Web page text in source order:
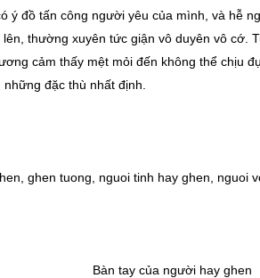
ý đồ tấn công người yêu của mình, và hễ
thường xuyên tức giận vô duyên vô cớ.
cảm thấy mệt mỏi đến không thể chịu
đặc thù nhất định.
Bàn tay của người hay ghen